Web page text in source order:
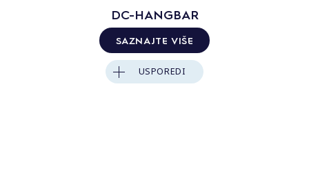
DC-HANGBAR
SAZNAJTE VIŠE
USPOREDI